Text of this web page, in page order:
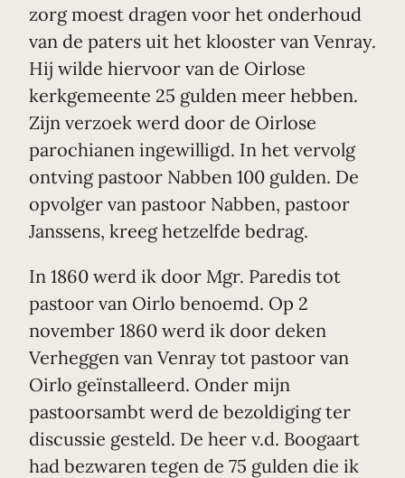
zorg moest dragen voor het onderhoud
van de paters uit het klooster van Venray.
Hij wilde hiervoor van de Oirlose
kerkgemeente 25 gulden meer hebben.
Zijn verzoek werd door de Oirlose
parochianen ingewilligd. In het vervolg
ontving pastoor Nabben 100 gulden. De
opvolger van pastoor Nabben, pastoor
Janssens, kreeg hetzelfde bedrag.
In 1860 werd ik door Mgr. Paredis tot
pastoor van Oirlo benoemd. Op 2
november 1860 werd ik door deken
Verheggen van Venray tot pastoor van
Oirlo geïnstalleerd. Onder mijn
pastoorsambt werd de bezoldiging ter
discussie gesteld. De heer v.d. Boogaart
had bezwaren tegen de 75 gulden die ik